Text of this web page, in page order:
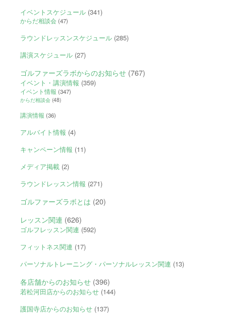
イベントスケジュール(341)
からだ相談会(47)
ラウンドレッスンスケジュール(285)
講演スケジュール(27)
ゴルファーズラボからのお知らせ(767)
イベント・講演情報 (359)
イベント情報 (347)
からだ相談会(48)
講演情報 (36)
アルバイト情報 (4)
キャンペーン情報 (11)
メディア掲載(2)
ラウンドレッスン情報 (271)
ゴルファーズラボとは (20)
レッスン関連 (626)
ゴルフレッスン関連 (592)
フィットネス関連 (17)
パーソナルトレーニング・パーソナルレッスン関連 (13)
各店舗からのお知らせ(396)
若松河田店からのお知らせ(144)
護国寺店からのお知らせ(137)